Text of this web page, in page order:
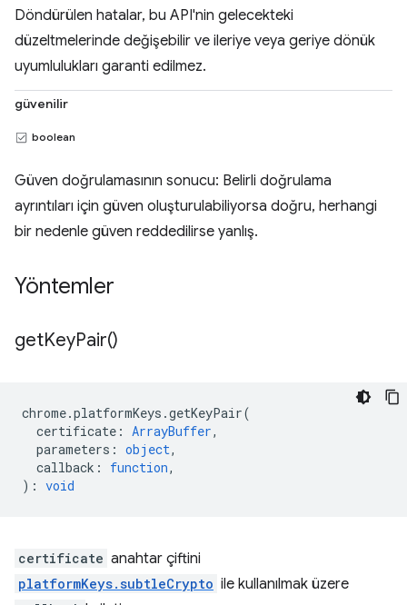
Döndürülen hatalar, bu API'nin gelecekteki
düzeltmelerinde değişebilir ve ileriye veya geriye dönük
uyumlulukları garanti edilmez.
güvenilir
boolean
Güven doğrulamasının sonucu: Belirli doğrulama
ayrıntıları için güven oluşturulabiliyorsa doğru, herhangi
bir nedenle güven reddedilirse yanlış.
Yöntemler
getKeyPair()
chrome.platformKeys .getKeyPair(
certificate : ArrayBuffer,
parameters : object,
callback : function,
) : void
certificate anahtar çiftini
platformKeys.subtleCrypto ile kullanılmak üzere